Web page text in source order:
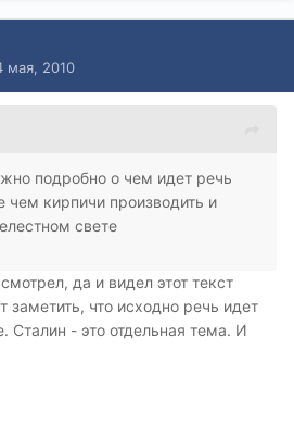
мая, 2010
подробно о чем идет речь
чем кирпичи производить и
свете
да и видел этот текст
заметить, что исходно речь идет
Сталин - это отдельная тема. И